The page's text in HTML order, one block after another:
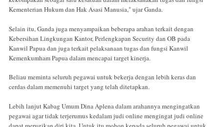
Kementerian Hukum dan Hak Asasi Manusia," ujar Ganda.
Selain itu, Ganda juga menyampaikan beberapa arahan terkait dengan
Kebersihan Lingkungan Kantor, Perlengkapan Security dan OB pada
Kanwil Papua dan juga terkait pelaksanaan tugas dan fungsi Kanwil
Kemenkumham Papua dalam mencapai target kinerja.
Beliau meminta seluruh pegawai untuk bekerja dengan lebih keras dan
cerdas dalam memenuhi target yang telah ditetapkan.
Lebih lanjut Kabag Umum Dina Aplena dalam arahannya mengingatkan
pegawai agar tidak terjerumus kedalam judi online mengingat judi online